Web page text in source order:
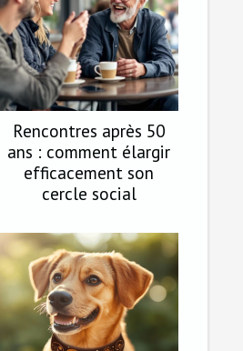
Rencontres après 50
ans : comment élargir
efficacement son
cercle social